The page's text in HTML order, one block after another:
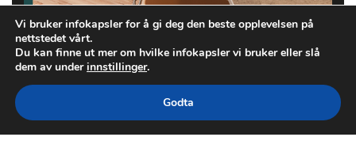
Vi bruker infokapsler for å gi deg den beste opplevelsen på
nettstedet vårt.
Du kan finne ut mer om hvilke infokapsler vi bruker eller slå
dem av underinnstillinger.
Godta